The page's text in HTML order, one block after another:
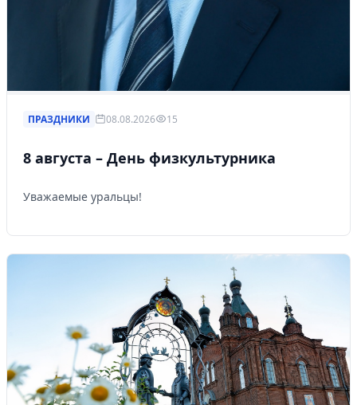
ПРАЗДНИКИ 08.08.2026 15
8 августа – День физкультурника
Уважаемые уральцы!